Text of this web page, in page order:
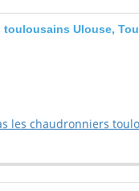
toulousains Ulouse,
les chaudronniers